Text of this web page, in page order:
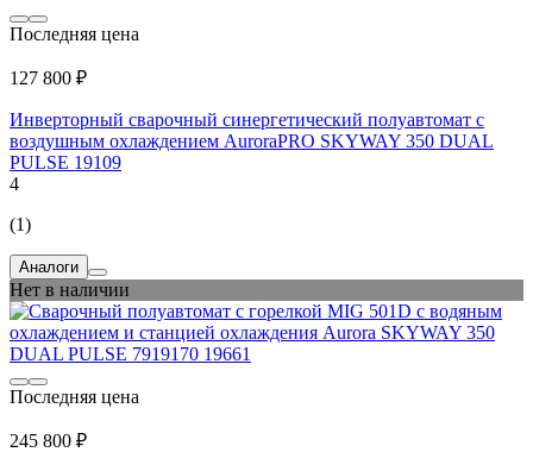
Последняя цена
127 800 ₽
Инверторный сварочный синергетический полуавтомат с
воздушным охлаждением AuroraPRO SKYWAY 350 DUAL
PULSE 19109
4
(1)
Аналоги
Нет в наличии
Последняя цена
245 800 ₽